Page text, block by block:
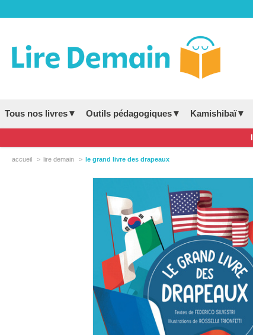
Tous nos livres▼ Outils pédagogiques▼ Kamishibaï▼
accueil lire demain le grand livre des drapeaux